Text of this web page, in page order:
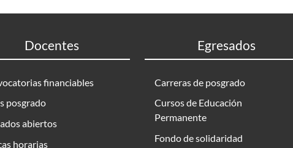
Docentes
financiables
posgrado
abiertos
horarias
Egresados
Carreras de posgrado
Cursos de Educación
Permanente
Fondo de solidaridad